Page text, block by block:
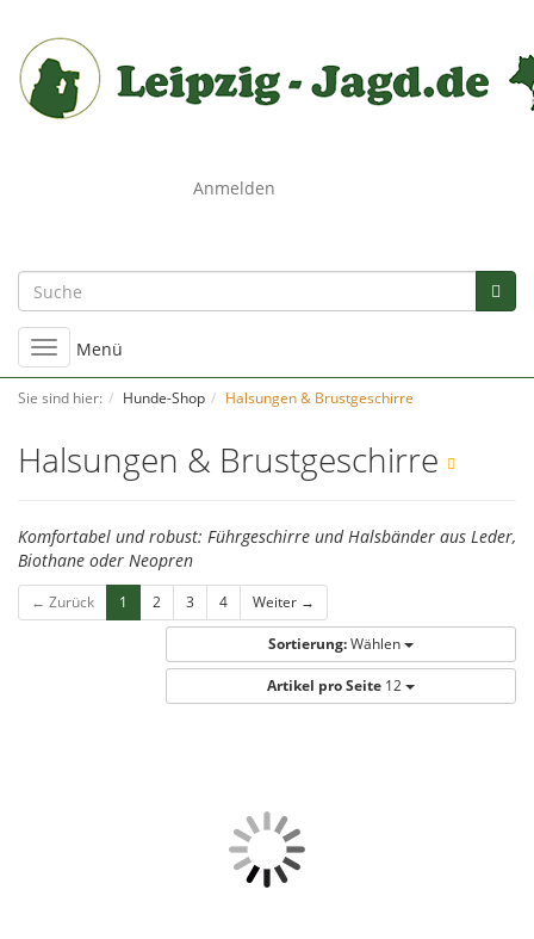
Anmelden
Umschalten
der
Navigation
Menü
Sie sind hier: Hunde-Shop Halsungen & Brustgeschirre
Halsungen & Brustgeschirre
Komfortabel und robust: Führgeschirre und Halsbänder aus Leder,
Biothane oder Neopren
← Zurück 1 2 3 4 Weiter →
Sortierung:Wählen
Artikel pro Seite 12